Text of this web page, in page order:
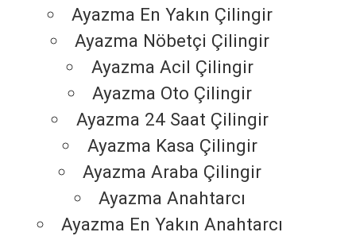
Ayazma En Yakın Çilingir
Ayazma Nöbetçi Çilingir
Ayazma Acil Çilingir
Ayazma Oto Çilingir
Ayazma 24 Saat Çilingir
Ayazma Kasa Çilingir
Ayazma Araba Çilingir
Ayazma Anahtarcı
Ayazma En Yakın Anahtarcı